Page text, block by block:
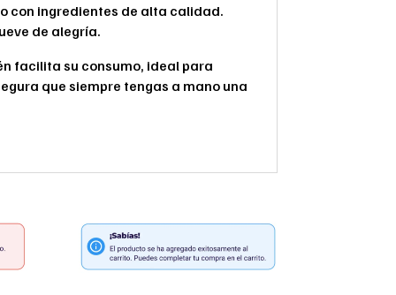
con ingredientes de alta calidad.
de alegría.
facilita su consumo, ideal para
que siempre tengas a mano una